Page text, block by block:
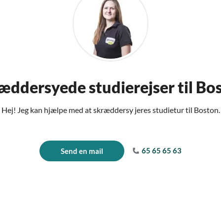
studierejser til
Hej! Jeg kan hjælpe med at skræddersy jeres studietur til Boston.
Send en mail 65 65 65 63